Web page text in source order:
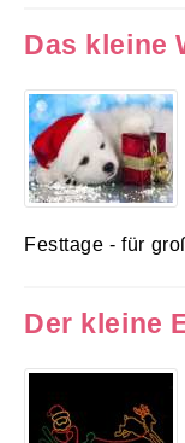
Das kleine
Festtage - für
Der kleine